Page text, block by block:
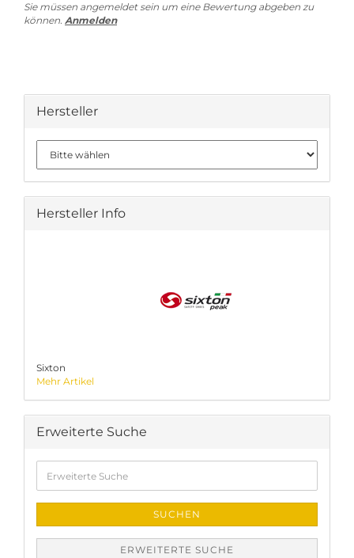
Sie müssen angemeldet sein um eine Bewertung abgeben zu
können. Anmelden
Hersteller
Hersteller Info
Sixton
Mehr Artikel
Erweiterte Suche
Suche
SUCHEN
ERWEITERTE SUCHE